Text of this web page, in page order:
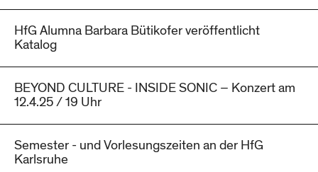
HfG Alumna Barbara Bütikofer veröffentlicht
Katalog
BEYOND CULTURE - INSIDE SONIC – Konzert am
12.4.25 / 19 Uhr
Semester - und Vorlesungszeiten an der HfG
Karlsruhe